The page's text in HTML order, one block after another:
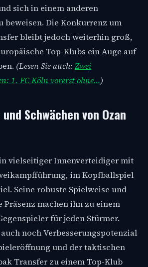
sich in einem anderen
beweisen. Die Konkurrenz um
bleibt jedoch weiterhin groß,
Top-Klubs ein Auge auf
(Lesen Sie auch: Zwei
1. FC Köln vorerst ohne…)
Schwächen von Ozan
vielseitiger Innenverteidiger mit
im Kopfballspiel
Seine robuste Spielweise und
machen ihn zu einem
für jeden Stürmer.
noch Verbesserungspotenzial
und der taktischen
Transfer zu einem Top-Klub